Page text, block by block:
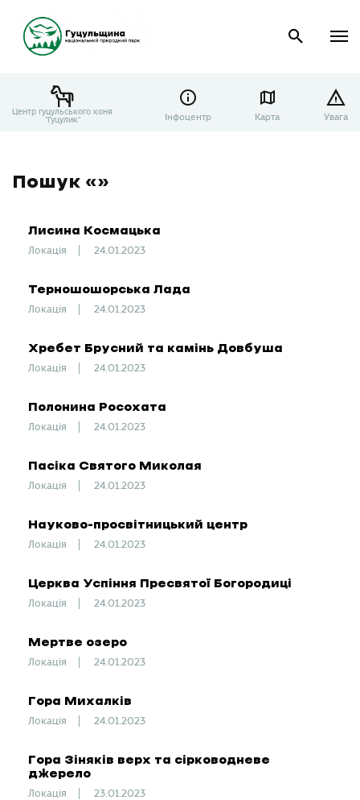
Центр гуцульського коня
"Гуцулик"
Інфоцентр Карта Увага
Пошук «»
Лисина Космацька
Локація 24.01.2023
Терношошорська Лада
Локація 24.01.2023
Хребет Брусний та камінь Довбуша
Локація 24.01.2023
Полонина Росохата
Локація 24.01.2023
Пасіка Святого Миколая
Локація 24.01.2023
Науково-просвітницький центр
Локація 24.01.2023
Церква Успіння Пресвятої Богородиці
Локація 24.01.2023
Мертве озеро
Локація 24.01.2023
Гора Михалків
Локація 24.01.2023
Гора Зіняків верх та сірководневе
джерело
Локація 23.01.2023